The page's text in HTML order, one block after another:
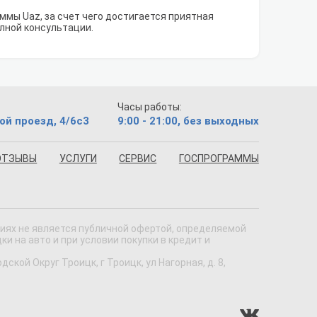
Uaz, за счет чего достигается приятная
консультации.
проезд, 4/6с3
Часы работы:
9:00 - 21:00, без выходных
УСЛУГИ СЕРВИС ГОСПРОГРАММЫ
не является публичной офертой, определяемой
на авто и при условии покупки в кредит и
Округ Троицк, г Троицк, ул Нагорная, д. 8,